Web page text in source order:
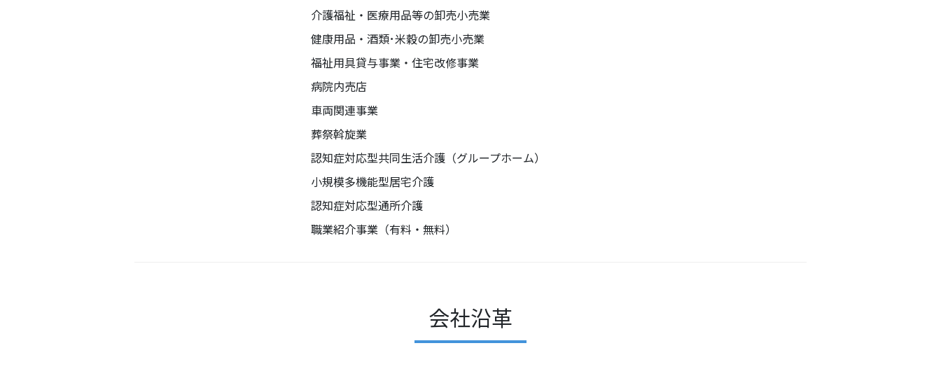
介護福祉・医療用品等の卸売小売業
健康用品・酒類･米穀の卸売小売業
福祉用具貸与事業・住宅改修事業
病院内売店
車両関連事業
葬祭斡旋業
認知症対応型共同生活介護（グループホーム）
小規模多機能型居宅介護
認知症対応型通所介護
職業紹介事業（有料・無料）
会社沿革